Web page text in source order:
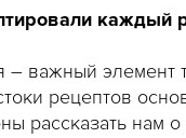
каждый
– важный элемент
рецептов
рассказать нам